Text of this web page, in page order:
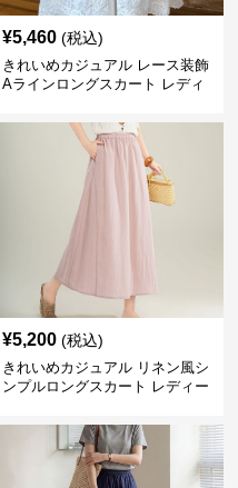
¥5,460 (税込)
きれいめカジュアル レース装飾
Aラインロングスカート レディ
夏向け ウエストゴム 華奢見えフ
¥5,200 (税込)
きれいめカジュアル リネン風シ
ンプルロングスカート レディー
ラル系 ゆったり細見え リラック